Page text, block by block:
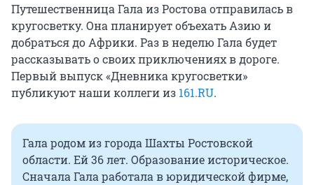
Путешественница Гала из Ростова отправилась в
кругосветку. Она планирует объехать Азию и
добраться до Африки. Раз в неделю Гала будет
рассказывать о своих приключениях в дороге.
Первый выпуск «Дневника кругосветки»
публикуют наши коллеги из 161.RU.
Гала родом из города Шахты Ростовской
области. Ей 36 лет. Образование историческое.
Сначала Гала работала в юридической фирме,